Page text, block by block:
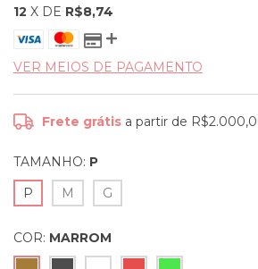
12 X DE R$8,74
VER MEIOS DE PAGAMENTO
Frete grátis a partir de
TAMANHO: P
P
M G
COR: MARROM